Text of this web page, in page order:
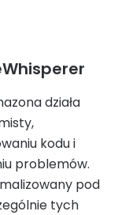
działa
kodu i
problemów.
pod
tych